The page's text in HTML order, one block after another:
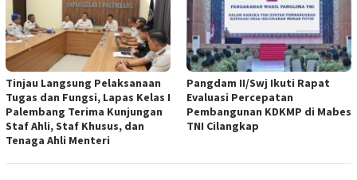
Tinjau Langsung Pelaksanaan
Tugas dan Fungsi, Lapas Kelas I
Palembang Terima Kunjungan
Staf Ahli, Staf Khusus, dan
Tenaga Ahli Menteri
Pangdam II/Swj Ikuti Rapat
Evaluasi Percepatan
Pembangunan KDKMP di Mabes
TNI Cilangkap